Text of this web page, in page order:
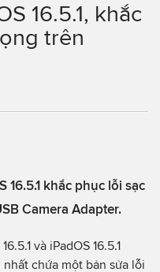
16.5.1, khắc
trên
16.5.1 khắc phục lỗi sạc
Camera Adapter.
và iPadOS 16.5.1
chứa một bản sửa lỗi